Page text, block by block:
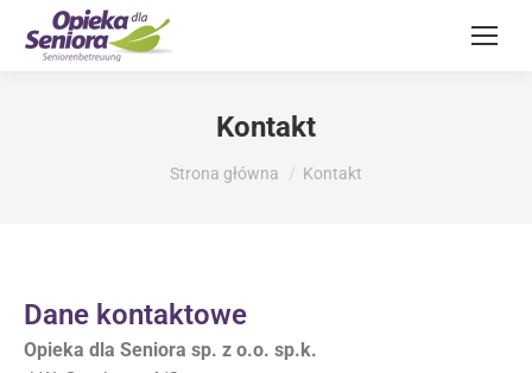
Kontakt
Jesteś tutaj:
Strona główna Kontakt
Dane kontaktowe
Opieka dla Seniora sp. z o.o. sp.k.